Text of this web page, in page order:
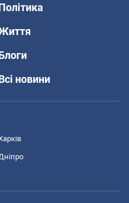
новини